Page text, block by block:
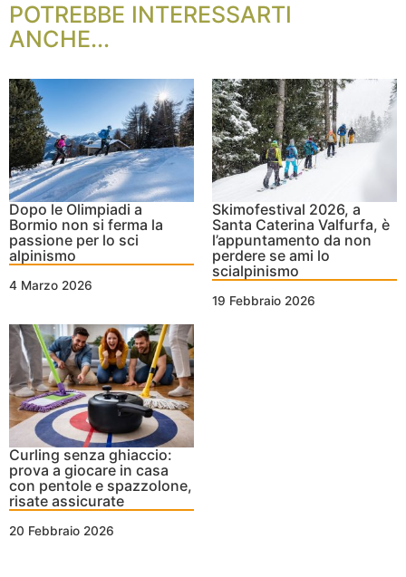
POTREBBE INTERESSARTI
ANCHE...
Dopo le Olimpiadi a
Bormio non si ferma la
passione per lo sci
alpinismo
4 Marzo 2026
Skimofestival 2026, a
Santa Caterina Valfurfa, è
l’appuntamento da non
perdere se ami lo
scialpinismo
19 Febbraio 2026
Curling senza ghiaccio:
prova a giocare in casa
con pentole e spazzolone,
risate assicurate
20 Febbraio 2026